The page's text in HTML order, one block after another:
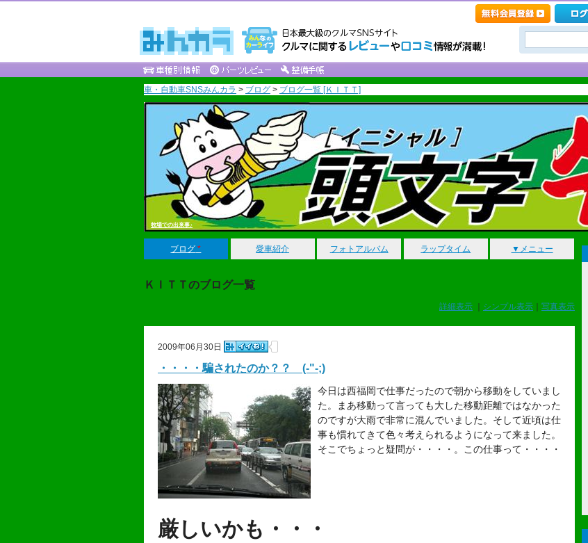
車・自動車SNSみんカラ > ブログ > ブログ一覧 [ＫＩＴＴ]
牧場での出来事♪
ブログ * 愛車紹介 フォトアルバム ラップタイム ▼メニュー
ＫＩＴＴのブログ一覧
詳細表示 シンプル表示 写真表示
2009年06月30日
・・・・騙されたのか？？ (-"-;)
今日は西福岡で仕事だったので朝から移動をしていまし
た。まあ移動って言っても大した移動距離ではなかった
のですが大雨で非常に混んでいました。そして近頃は仕
事も慣れてきて色々考えられるようになって来ました。
そこでちょっと疑問が・・・・。この仕事って・・・・
厳しいかも・・・